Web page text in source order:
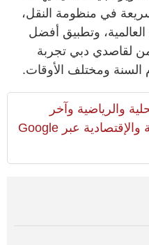
في منظومة النقل،
وتطبيق أفضل
لقاصدي دبي تجربة
السنة ومختلف الأوقات.
والرياضية وآخر
المستجدات السياسية والإقتصادية عبر Google